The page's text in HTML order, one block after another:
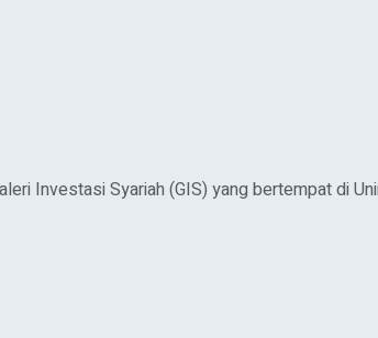
Investasi Syariah (GIS) yang bertempat di